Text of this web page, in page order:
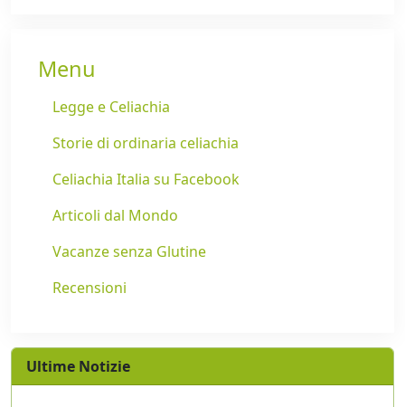
Menu
Legge e Celiachia
Storie di ordinaria celiachia
Celiachia Italia su Facebook
Articoli dal Mondo
Vacanze senza Glutine
Recensioni
Ultime Notizie